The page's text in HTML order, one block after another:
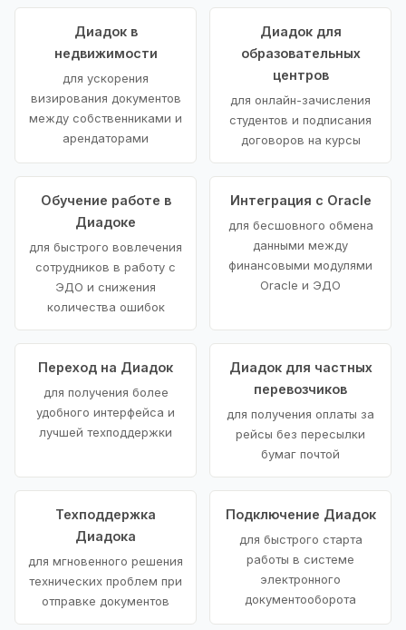
Диадок в
недвижимости
для ускорения
визирования документов
между собственниками и
арендаторами
Диадок для
образовательных
центров
для онлайн-зачисления
студентов и подписания
договоров на курсы
Обучение работе в
Диадоке
для быстрого вовлечения
сотрудников в работу с
ЭДО и снижения
количества ошибок
Интеграция с Oracle
для бесшовного обмена
данными между
финансовыми модулями
Oracle и ЭДО
Переход на Диадок
для получения более
удобного интерфейса и
лучшей техподдержки
Диадок для частных
перевозчиков
для получения оплаты за
рейсы без пересылки
бумаг почтой
Техподдержка
Диадока
для мгновенного решения
технических проблем при
отправке документов
Подключение Диадок
для быстрого старта
работы в системе
электронного
документооборота